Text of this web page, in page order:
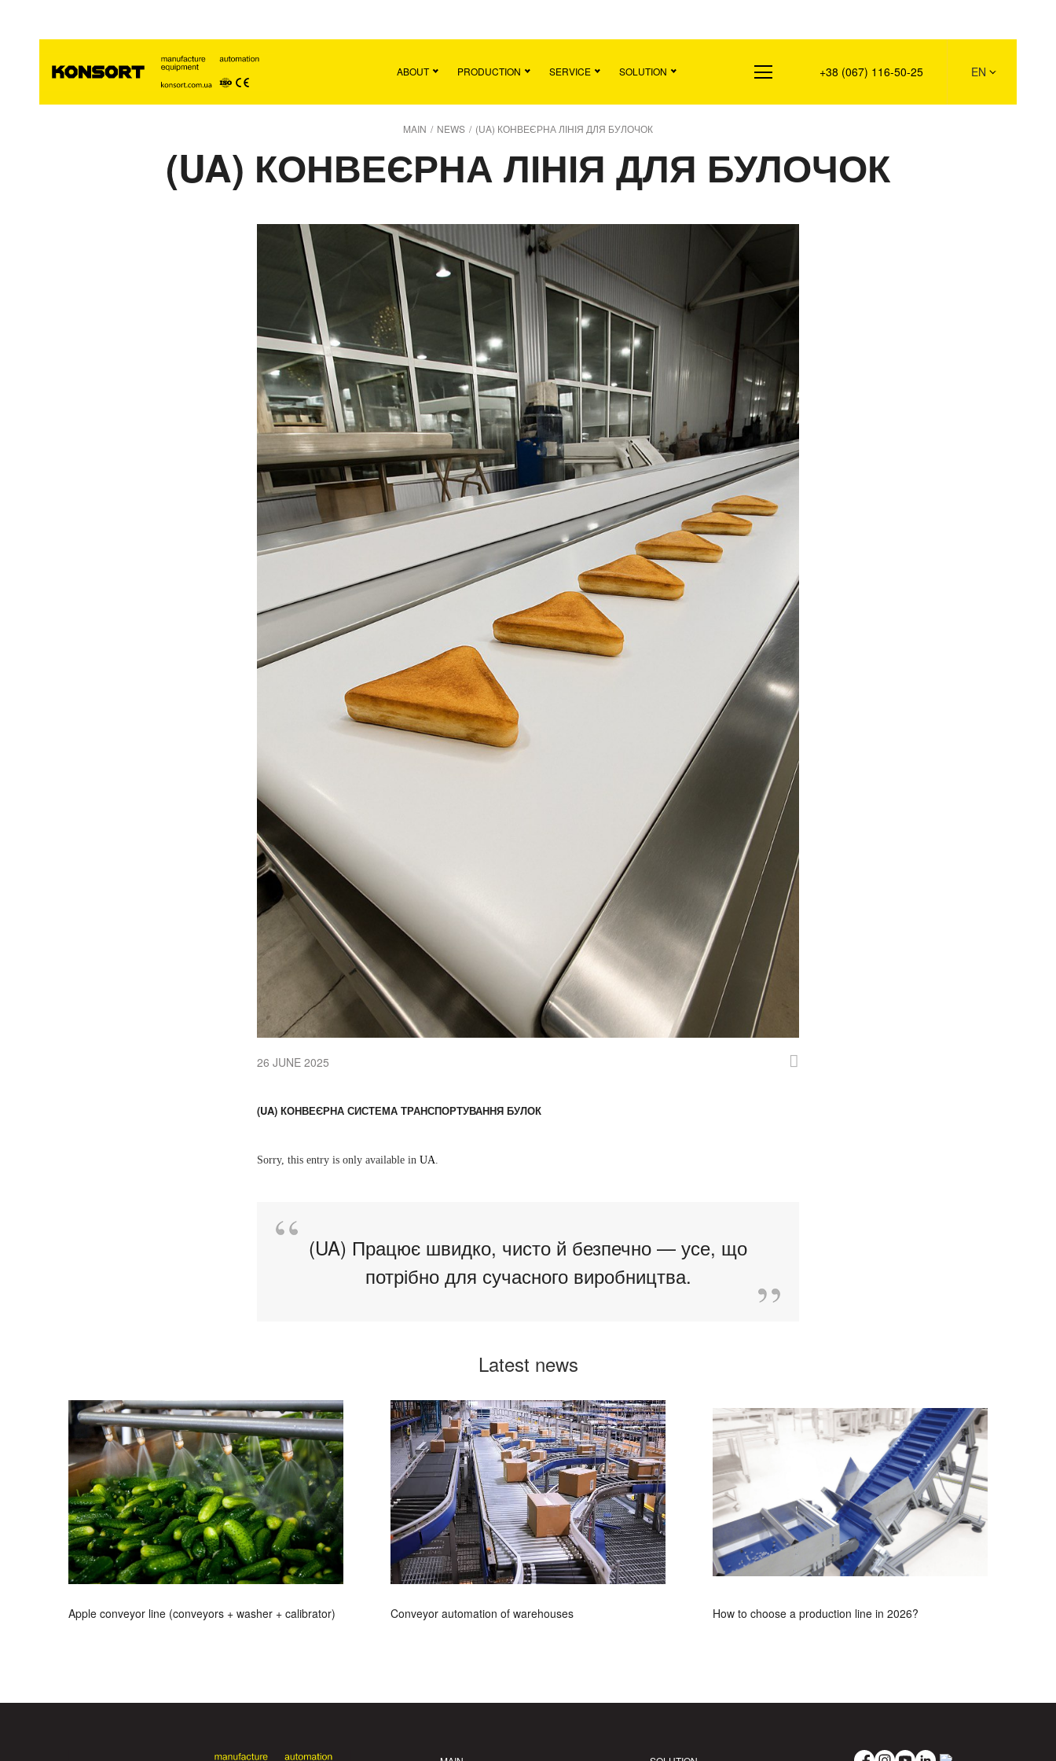
ABOUT PRODUCTION SERVICE SOLUTION +38 (067) 116-50-25 EN
MAIN / NEWS / (UA) КОНВЕЄРНА ЛІНІЯ ДЛЯ БУЛОЧОК
(UA) КОНВЕЄРНА ЛІНІЯ ДЛЯ БУЛОЧОК
26 JUNE 2025
(UA) КОНВЕЄРНА СИСТЕМА ТРАНСПОРТУВАННЯ БУЛОК
Sorry, this entry is only available in UA
(UA) Працює швидко, чисто й безпечно — усе, що
потрібно для сучасного виробництва.
Latest news
Apple conveyor line (conveyors + washer + calibrator) Conveyor automation of warehouses How to choose a production line in 2026?